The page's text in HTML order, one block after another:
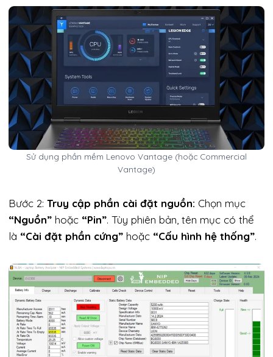
Sử dụng phần mềm Lenovo Vantage (hoặc Commercial
Vantage)
Bước 2: Truy cập phần cài đặt nguồn: Chọn mục
“Nguồn” hoặc “Pin”. Tùy phiên bản, tên mục có thể
là “Cài đặt phần cứng” hoặc “Cấu hình hệ thống”.